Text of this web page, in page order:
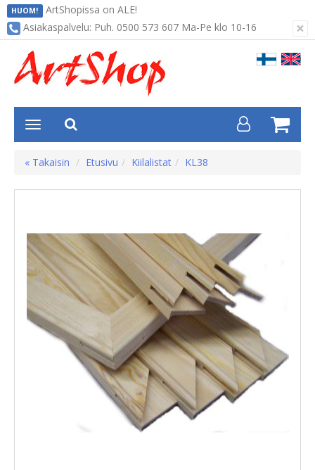
HUOM! ArtShopissa on ALE!
×
Asiakaspalvelu: Puh. 0500 573 607 Ma-Pe klo 10-16
« Takaisin Etusivu Kiilalistat KL38